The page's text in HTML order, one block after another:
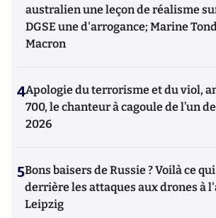
australien une leçon de réalisme
DGSE une d'arrogance; Marine
Macron
4Apologie du terrorisme et du viol,
700, le chanteur à cagoule de l’un
2026
5Bons baisers de Russie ? Voilà ce
derrière les attaques aux drones à
Leipzig